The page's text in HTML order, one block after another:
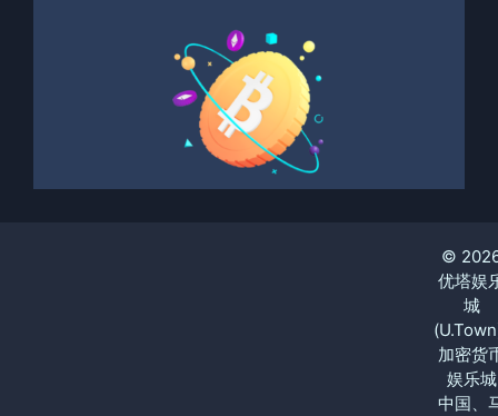
©
优塔娱
城
加密货
娱乐城
中国、